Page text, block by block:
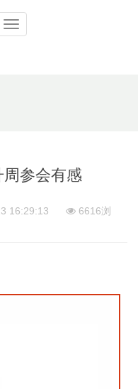
参会有感
16:29:13
6616浏